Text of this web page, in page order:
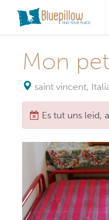
Mon
saint vincent,
Es tut uns leid,